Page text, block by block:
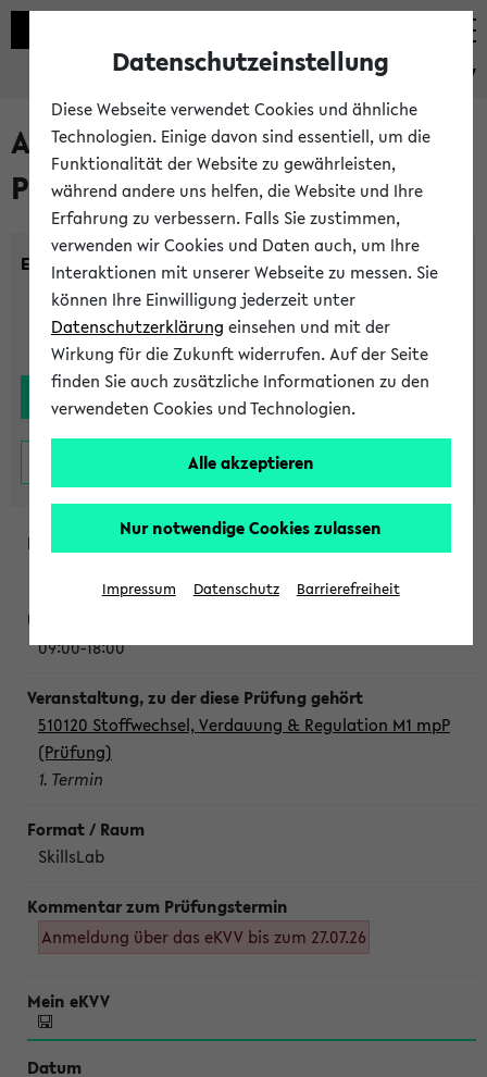
eKVV
Alle noch stattfindenden
Prüfungen
Einrichtung:
09:00-18:00
510120 Stoffwechsel, Verdauung & Regulation M1 mpP
(Prüfung)
1. Termin
SkillsLab
Anmeldung über das eKVV bis zum 27.07.26
Datenschutzeinstellung
Diese Webseite verwendet Cookies und ähnliche
Technologien. Einige davon sind essentiell, um die
Funktionalität der Website zu gewährleisten,
während andere uns helfen, die Website und Ihre
Erfahrung zu verbessern. Falls Sie zustimmen,
verwenden wir Cookies und Daten auch, um Ihre
Interaktionen mit unserer Webseite zu messen. Sie
können Ihre Einwilligung jederzeit unter
Datenschutzerklärung einsehen und mit der
Wirkung für die Zukunft widerrufen. Auf der Seite
finden Sie auch zusätzliche Informationen zu den
verwendeten Cookies und Technologien.
Alle akzeptieren
Nur notwendige Cookies zulassen
Impressum Datenschutz Barrierefreiheit